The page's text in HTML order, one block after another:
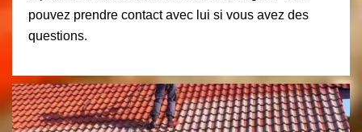
pouvez prendre contact avec lui si vous avez des
questions.